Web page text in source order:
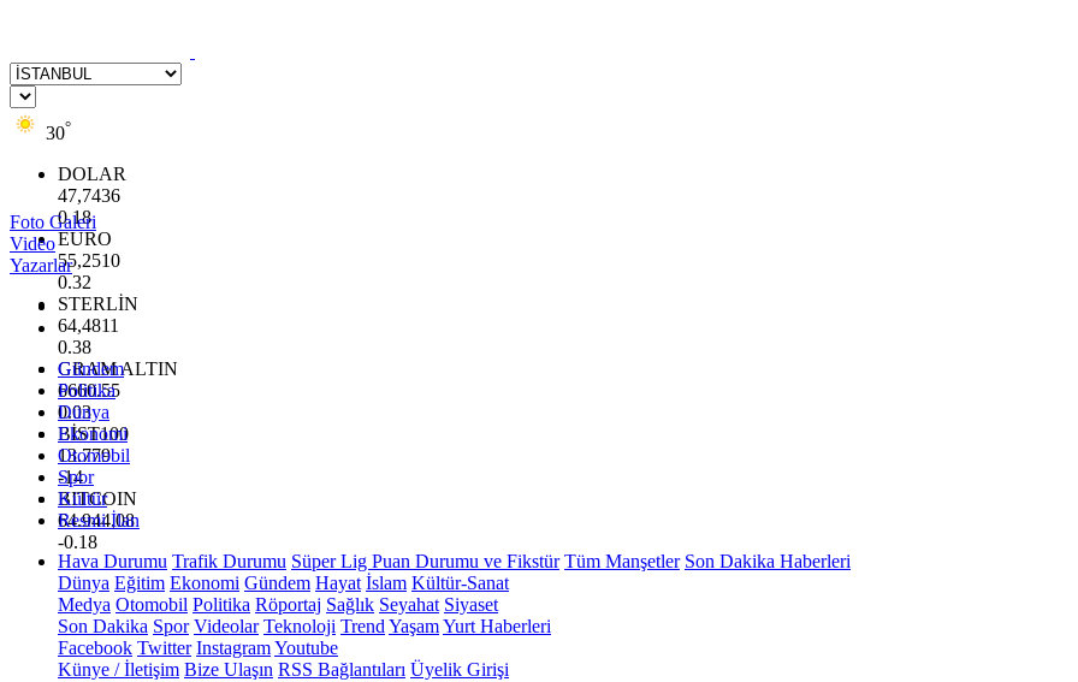
30°
DOLAR
47,7436
0.18
EURO
55,2510
0.32
STERLİN
64,4811
0.38
GRAM ALTIN
6660.55
0.03
BİST100
13.779
-14
BITCOIN
64.944,08
-0.18
Foto Galeri
Video
Yazarlar
Gündem
Politika
Dünya
Ekonomi
Otomobil
Spor
Kültür
Resmi İlan
Hava Durumu Trafik Durumu Süper Lig Puan Durumu ve Fikstür Tüm Manşetler Son Dakika Haberleri
Dünya Eğitim Ekonomi Gündem Hayat İslam Kültür-Sanat
Medya Otomobil Politika Röportaj Sağlık Seyahat Siyaset
Son Dakika Spor Videolar Teknoloji Trend YaşamYurt Haberleri
Facebook Twitter InstagramYoutube
Künye / İletişim Bize Ulaşın RSS Bağlantıları Üyelik Girişi